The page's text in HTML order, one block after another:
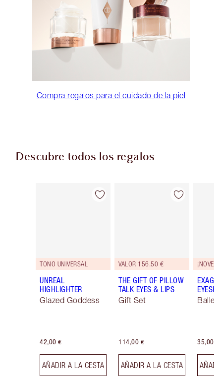
Compra regalos para el cuidado de la piel
Descubre todos los regalos
Artículo 1 de 114
TONO UNIVERSAL
UNREAL
HIGHLIGHTER
Glazed Goddess
42,00 €
AÑADIR A LA CESTA
Artículo 2 de 114
VALOR 156.50 €
THE GIFT OF PILLOW
TALK EYES & LIPS
Gift Set
114,00 €
AÑADIR A LA CESTA
Ballet
35,00 €